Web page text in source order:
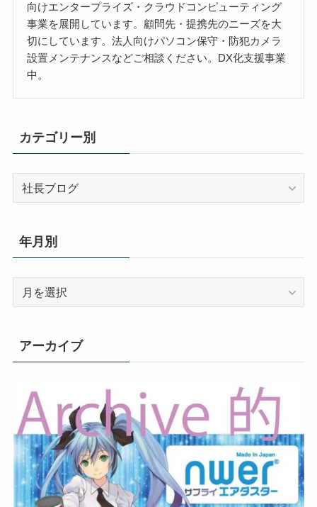
向けエンタープライズ・クラウドコンピューティング
事業を展開しています。顧問先・提携先のニーズを大
切にしています。法人向けパソコン保守・防犯カメラ
設置メンテナンスなどご相談ください。DX化支援事業
中。
カテゴリー別
リ
年月別
アーカイブ